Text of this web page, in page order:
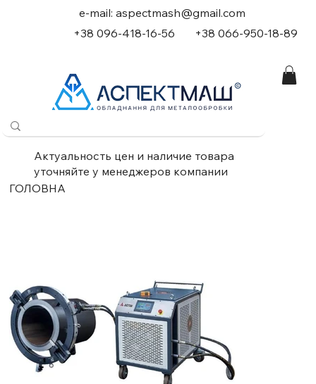
e-mail: aspectmash@gmail.com
+38 096-418-16-56 +38 066-950-18-89
Актуальность цен и наличие товара
уточняйте у менеджеров компании
ГОЛОВНА